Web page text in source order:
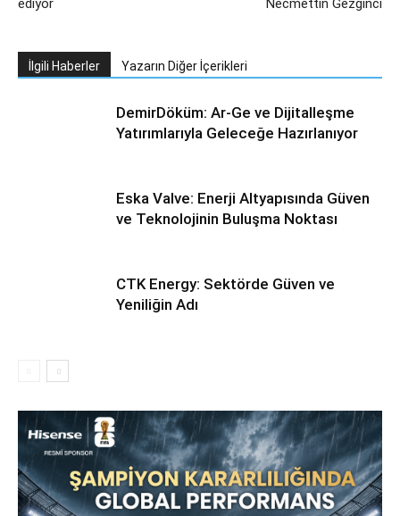
ediyor Necmettin Gezginci
İlgili Haberler Yazarın Diğer İçerikleri
DemirDöküm: Ar-Ge ve Dijitalleşme
Yatırımlarıyla Geleceğe Hazırlanıyor
Eska Valve: Enerji Altyapısında Güven
ve Teknolojinin Buluşma Noktası
CTK Energy: Sektörde Güven ve
Yeniliğin Adı